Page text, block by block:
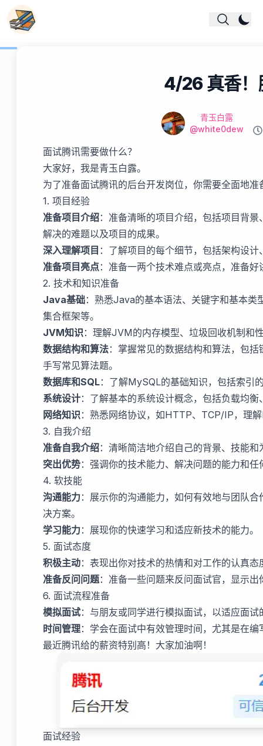
4/26 真香！
作者 Name
青玉白露
Github
@white0dew
面试腾讯需要做什么？
大家好，我是青玉白露。
为了准备面试腾讯的后台开发岗位，你需要全面地准
1. 项目经验
准备项目介绍：准备清晰的项目介绍，包括项目背
解决的难题以及项目的成果。
深入理解项目 ：了解项目的每个细节，包括架构设
准备项目亮点：准备一两个技术难点或亮点，准备
2. 技术和知识准备
Java基础：熟悉Java的基本语法、关键字和基本类
集合框架等。
JVM知识：理解JVM的内存模型、垃圾回收机制和
数据结构和算法：掌握常见的数据结构和算法，包
手写常见算法题。
数据库和SQL：了解MySQL的基础知识，包括索引
系统设计：了解基本的系统设计概念，包括负载均
网络知识：熟悉网络协议，如HTTP、TCP/IP，理
3. 自我介绍
准备自我介绍：清晰简洁地介绍自己的背景、技能
突出优势：强调你的技术能力、解决问题的能力和
4. 软技能
沟通能力：展示你的沟通能力，如何有效地与团队
决方案。
学习能力：展现你的快速学习和适应新技术的能力。
5. 面试态度
积极主动：表现出你对技术的热情和对工作的认真态
准备反问问题：准备一些问题来反问面试官，显示
6. 面试流程准备
模拟面试：与朋友或同学进行模拟面试，以适应面试
时间管理：学会在面试中有效管理时间，尤其是在
最近腾讯给的薪资特别高！大家加油啊！
面试经验